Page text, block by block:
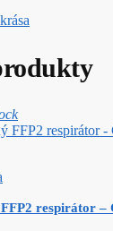
respirátor –